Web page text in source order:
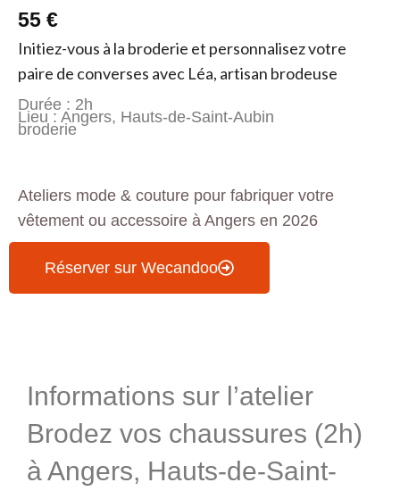
55 €
Initiez-vous à la broderie et personnalisez votre
paire de converses avec Léa, artisan brodeuse
Durée : 2h
Lieu : Angers, Hauts-de-Saint-Aubin
broderie
Ateliers mode & couture pour fabriquer votre
vêtement ou accessoire à Angers en 2026
Réserver sur Wecandoo
Informations sur l’atelier
Brodez vos chaussures (2h)
à Angers, Hauts-de-Saint-